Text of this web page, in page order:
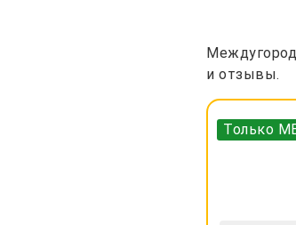
и отзывы.
Только